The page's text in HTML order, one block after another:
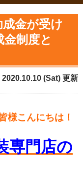
成金が受け
制度と
2020.10.10 (Sat) 更新
様こんにちは！
専門店の